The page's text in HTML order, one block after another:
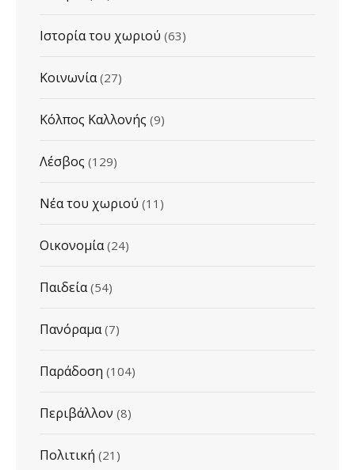
Ιστορία του χωριού (63)
Κοινωνία (27)
Κόλπος Καλλονής (9)
Λέσβος (129)
Νέα του χωριού (11)
Οικονομία (24)
Παιδεία (54)
Πανόραμα (7)
Παράδοση (104)
Περιβάλλον (8)
Πολιτική (21)